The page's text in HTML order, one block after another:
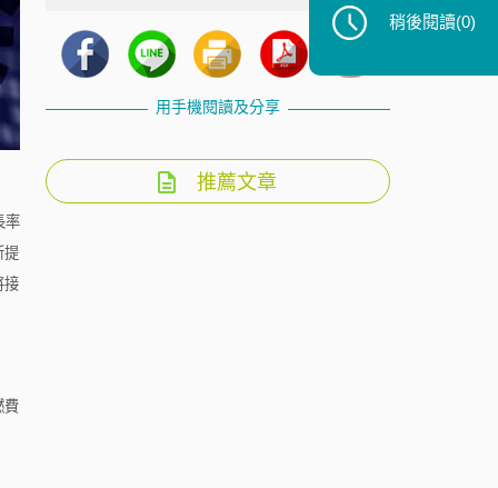
率
提
接
費
用手機閱讀及分享
推薦文章
稍後閱讀(0)